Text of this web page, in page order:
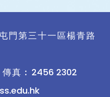
門第三十一區楊青路
傳真︰ 2456 2302